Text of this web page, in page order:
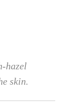
hazel
skin.